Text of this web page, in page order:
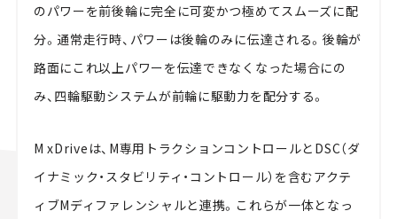
のパワーを前後輪に完全に可変かつ極めてスムーズに配
分。通常走行時、パワーは後輪のみに伝達される。後輪が
路面にこれ以上パワーを伝達できなくなった場合にの
み、四輪駆動システムが前輪に駆動力を配分する。
M xDriveは、M専用トラクションコントロールとDSC（ダ
イナミック・スタビリティ・コントロール）を含むアクテ
ィブMディファレンシャルと連携。これらが一体となっ